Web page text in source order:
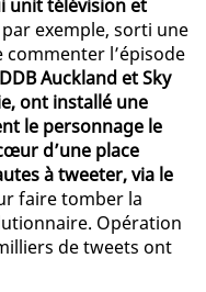
unit télévision et
exemple, sorti une
l’épisode
DDB Auckland et Sky
ont installé une
le personnage le
d’une place
à tweeter, via le
faire tomber la
Opération
de tweets ont